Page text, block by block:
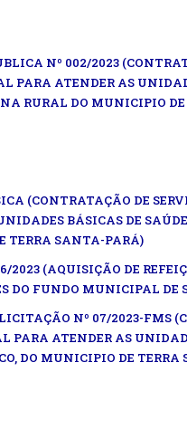
Nº 002/2023
PARA ATENDER AS
RURAL DO MUNICIPIO
(CONTRATAÇÃO DE
BÁSICAS DE
TERRA SANTA-PARÁ)
2023 (AQUISIÇÃO DE
DO FUNDO MUNICIPAL
Nº 07/2023-FMS
PARA ATENDER AS
DO MUNICIPIO DE